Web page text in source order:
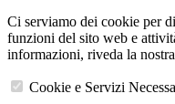
Ci serviamo dei cookie per
funzioni del sito web e
informazioni, riveda la nostra
Cookie e Servizi